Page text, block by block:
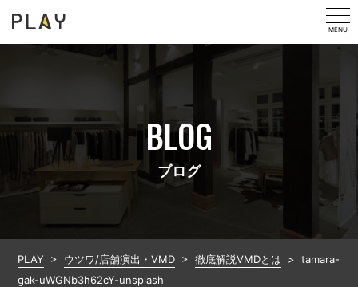
MENU
BLOG
ブログ
PLAY > ウツワ/店舗演出・VMD >徹底解説VMDとは >tamara-
gak-uWGNb3h62cY-unsplash